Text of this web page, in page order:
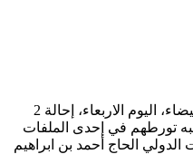
قرر قاضي التحقيق بجنايات الدار البيضاء، اليوم الاربعاء، إحالة 2
تورطهم في إحدى الملفات
الدولي الحاج أحمد بن ابراهيم